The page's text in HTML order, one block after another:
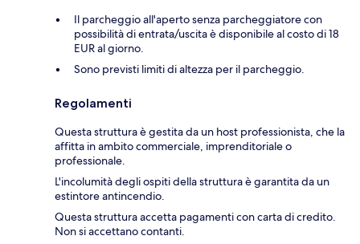
Il parcheggio all'aperto senza parcheggiatore con
possibilità di entrata/uscita è disponibile al costo di 18
EUR al giorno.
Sono previsti limiti di altezza per il parcheggio.
Regolamenti
Questa struttura è gestita da un host professionista, che la
affitta in ambito commerciale, imprenditoriale o
professionale.
L'incolumità degli ospiti della struttura è garantita da un
estintore antincendio.
Questa struttura accetta pagamenti con carta di credito.
Non si accettano contanti.